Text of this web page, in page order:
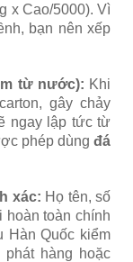
x Cao/5000). Vì
bạn nên xếp
từ nước): Khi
gây chảy
ngay lập tức từ
phép dùng đá
xác: Họ tên, số
hoàn toàn chính
Hàn Quốc kiểm
hàng hoặc